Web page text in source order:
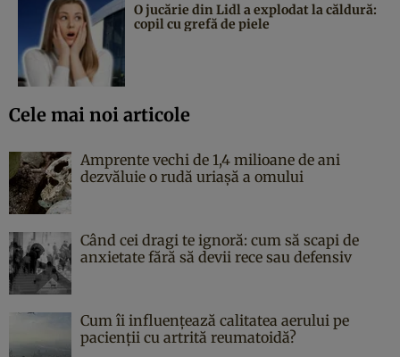
O jucărie din Lidl a explodat la căldură:
copil cu grefă de piele
Cele mai noi articole
Amprente vechi de 1,4 milioane de ani
dezvăluie o rudă uriașă a omului
Când cei dragi te ignoră: cum să scapi de
anxietate fără să devii rece sau defensiv
Cum îi influențează calitatea aerului pe
pacienții cu artrită reumatoidă?